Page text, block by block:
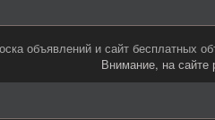
объявлений и сайт бесплатных
Внимание, на